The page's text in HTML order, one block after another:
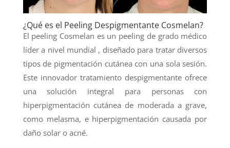
¿Qué es el Peeling Despigmentante Cosmelan?
El peeling Cosmelan es un peeling de grado médico
líder a nivel mundial , diseñado para tratar diversos
tipos de pigmentación cutánea con una sola sesión.
Este innovador tratamiento despigmentante ofrece
una solución integral para personas con
hiperpigmentación cutánea de moderada a grave,
como melasma, e hiperpigmentación causada por
daño solar o acné.